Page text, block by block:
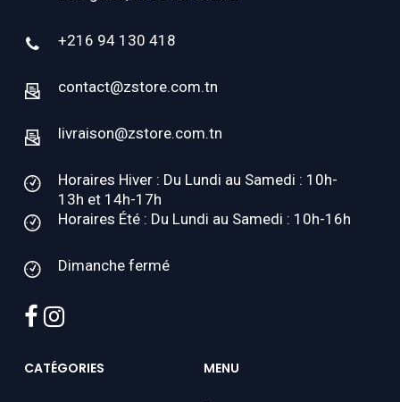
+216 94 130 418
contact@zstore.com.tn
livraison@zstore.com.tn
Horaires Hiver : Du Lundi au Samedi : 10h-
13h et 14h-17h
Horaires Été : Du Lundi au Samedi : 10h-16h
Dimanche fermé
facebook
instagram
CATÉGORIES MENU